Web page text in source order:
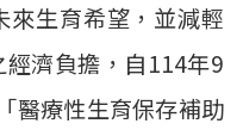
來生育希望，並減輕
濟負擔，自114年9
醫療性生育保存補助